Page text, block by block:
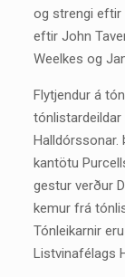
og strengi eftir
eftir John
Weelkes og
Flytjendur á
tónlistardeildar
Halldórssonar.
kantötu
gestur verður
kemur frá
Tónleikarnir
Listvinafélags